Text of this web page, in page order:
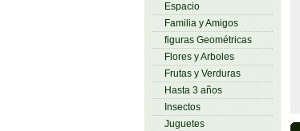
Espacio
Familia y Amigos
figuras Geométricas
Flores y Arboles
Frutas y Verduras
Hasta 3 años
Insectos
Juguetes